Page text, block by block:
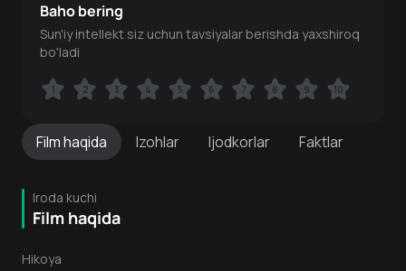
Filmhaqida Izohlar Ijodkorlar Faktlar
Iroda kuchi
Film haqida
Hikoya
Baho bering
Sun'iy intellekt siz uchun tavsiyalar berishda yaxshiroq
bo'ladi
1 2 3 4 5 6 7 8 9 10
1 2 3 4 5 6 7 8 9 10